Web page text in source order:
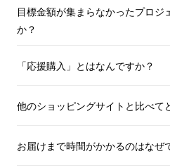
化粧下地としてもお使い
でエイジン
目標金額が集まらなかったプロジ
か？
「応援購入」とはなんですか？
他のショッピングサイトと比べて
お届けまで時間がかかるのはなぜ